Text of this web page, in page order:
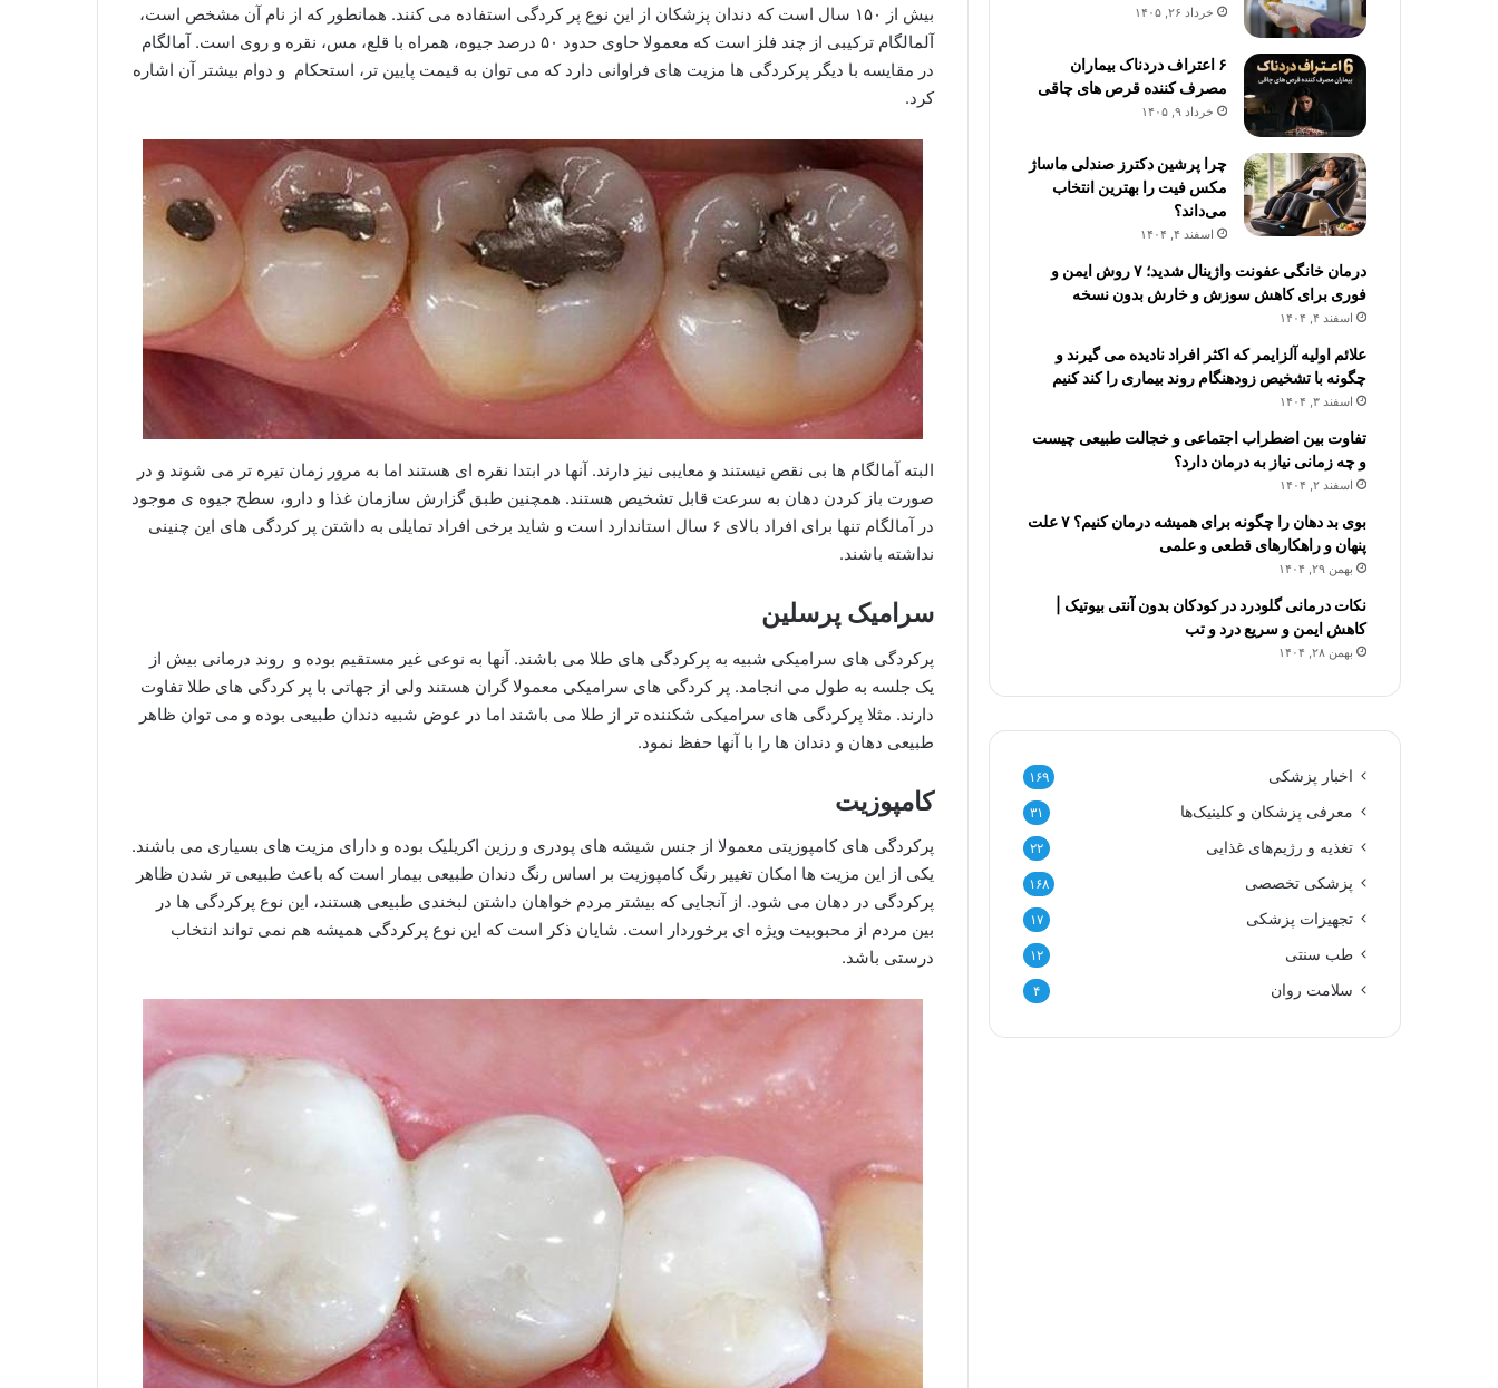
بیش از ۱۵۰ سال است که دندان پزشکان از این نوع پر کردگی استفاده می کنند. همانطور که از نام آن مشخص است،
آلمالگام ترکیبی از چند فلز است که معمولا حاوی حدود ۵۰ درصد جیوه، همراه با قلع، مس، نقره و روی است. آمالگام
در مقایسه با دیگر پرکردگی ها مزیت های فراوانی دارد که می توان به قیمت پایین تر، استحکام و دوام بیشتر آن اشاره
کرد.
البته آمالگام ها بی نقص نیستند و معایبی نیز دارند. آنها در ابتدا نقره ای هستند اما به مرور زمان تیره تر می شوند و در
صورت باز کردن دهان به سرعت قابل تشخیص هستند. همچنین طبق گزارش سازمان غذا و دارو، سطح جیوه ی موجود
در آمالگام تنها برای افراد بالای ۶ سال استاندارد است و شاید برخی افراد تمایلی به داشتن پر کردگی های این چنینی
نداشته باشند.
سرامیک پرسلین
پرکردگی های سرامیکی شبیه به پرکردگی های طلا می باشند. آنها به نوعی غیر مستقیم بوده و روند درمانی بیش از
یک جلسه به طول می انجامد. پر کردگی های سرامیکی معمولا گران هستند ولی از جهاتی با پر کردگی های طلا تفاوت
دارند. مثلا پرکردگی های سرامیکی شکننده تر از طلا می باشند اما در عوض شبیه دندان طبیعی بوده و می توان ظاهر
طبیعی دهان و دندان ها را با آنها حفظ نمود.
کامپوزیت
پرکردگی های کامپوزیتی معمولا از جنس شیشه های پودری و رزین اکریلیک بوده و دارای مزیت های بسیاری می باشند.
یکی از این مزیت ها امکان تغییر رنگ کامپوزیت بر اساس رنگ دندان طبیعی بیمار است که باعث طبیعی تر شدن ظاهر
پرکردگی در دهان می شود. از آنجایی که بیشتر مردم خواهان داشتن لبخندی طبیعی هستند، این نوع پرکردگی ها در
بین مردم از محبوبیت ویژه ای برخوردار است. شایان ذکر است که این نوع پرکردگی همیشه هم نمی تواند انتخاب
درستی باشد.
خرداد ۲۶, ۱۴۰۵
۶ اعتراف دردناک بیماران
مصرف کننده قرص های چاقی
خرداد ۹, ۱۴۰۵
چرا پرشین دکترز صندلی ماساژ
مکس فیت را بهترین انتخاب
می‌داند؟
اسفند ۴, ۱۴۰۴
درمان خانگی عفونت واژینال شدید؛ ۷ روش ایمن و
فوری برای کاهش سوزش و خارش بدون نسخه
اسفند ۴, ۱۴۰۴
علائم اولیه آلزایمر که اکثر افراد نادیده می گیرند و
چگونه با تشخیص زودهنگام روند بیماری را کند کنیم
اسفند ۳, ۱۴۰۴
تفاوت بین اضطراب اجتماعی و خجالت طبیعی چیست
و چه زمانی نیاز به درمان دارد؟
اسفند ۲, ۱۴۰۴
بوی بد دهان را چگونه برای همیشه درمان کنیم؟ ۷ علت
پنهان و راهکارهای قطعی و علمی
بهمن ۲۹, ۱۴۰۴
نکات درمانی گلودرد در کودکان بدون آنتی بیوتیک |
کاهش ایمن و سریع درد و تب
بهمن ۲۸, ۱۴۰۴
اخبار پزشکی ۱۶۹
معرفی پزشکان و کلینیک‌ها ۳۱
تغذیه و رژیم‌های غذایی ۲۲
پزشکی تخصصی ۱۶۸
تجهیزات پزشکی ۱۷
طب سنتی ۱۲
سلامت روان ۴